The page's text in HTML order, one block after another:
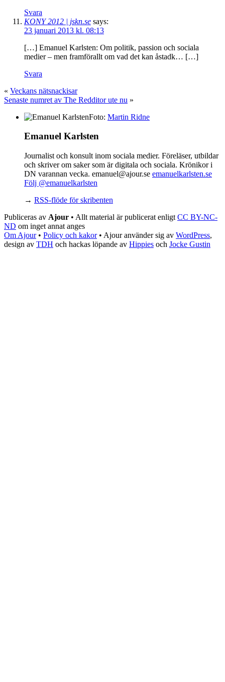
Svara
KONY 2012 | jskn.se says:
23 januari 2013 kl. 08:13
[…] Emanuel Karlsten: Om politik, passion och sociala
medier – men framförallt om vad det kan åstadk… […]
Svara
« Veckans nätsnackisar
Senaste numret av The Redditor ute nu »
Foto: Martin Ridne
Emanuel Karlsten
Journalist och konsult inom sociala medier. Föreläser, utbildar
och skriver om saker som är digitala och sociala. Krönikor i
DN varannan vecka. emanuel@ajour.se emanuelkarlsten.se
Följ @emanuelkarlsten
→ RSS-flöde för skribenten
Publiceras av Ajour • Allt material är publicerat enligt CC BY-NC-
ND om inget annat anges
Om Ajour• Policy och kakor• Ajour använder sig av WordPress,
design av TDH och hackas löpande av Hippies och Jocke Gustin